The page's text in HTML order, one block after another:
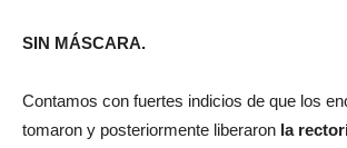
SIN MÁSCARA.
Contamos con fuertes indicios de que los
tomaron y posteriormente liberaron la